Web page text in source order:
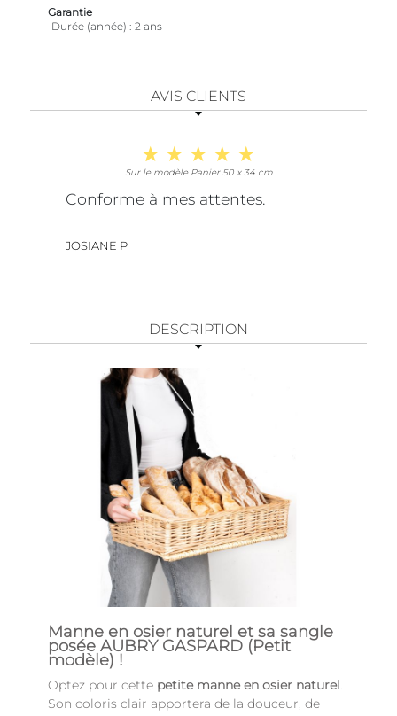
Garantie
Durée (année)
2 ans
AVIS CLIENTS
Sur le modèle Panier 50 x 34 cm
Conforme à mes attentes.
JOSIANE P
DESCRIPTION
Manne en osier naturel et sa sangle
posée AUBRY GASPARD (Petit
modèle) !
Optez pour cette petite manne en osier naturel.
Son coloris clair apportera de la douceur, de